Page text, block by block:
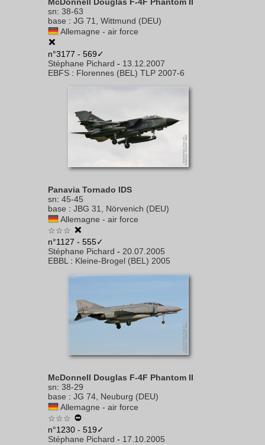
sn: 38-63
base : JG 71, Wittmund (DEU)
Allemagne - air force
n°3177 - 569✓
Stéphane Pichard - 13.12.2007
EBFS : Florennes (BEL) TLP 2007-6
Panavia Tornado IDS
sn: 45-45
base : JBG 31, Nörvenich (DEU)
Allemagne - air force
☆☆☆
n°1127 - 555✓
Stéphane Pichard - 20.07.2005
EBBL : Kleine-Brogel (BEL) 2005
McDonnell Douglas F-4F Phantom II
sn: 38-29
base : JG 74, Neuburg (DEU)
Allemagne - air force
☆☆☆
n°1230 - 519✓
Stéphane Pichard - 17.10.2005